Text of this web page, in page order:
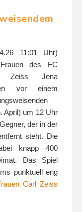
11:01 Uhr)
des FC
Zeiss Jena
vor einem
April) um 12 Uhr
der in der
steht. Die
knapp 400
Das Spiel
punktuell eng
Carl Zeiss